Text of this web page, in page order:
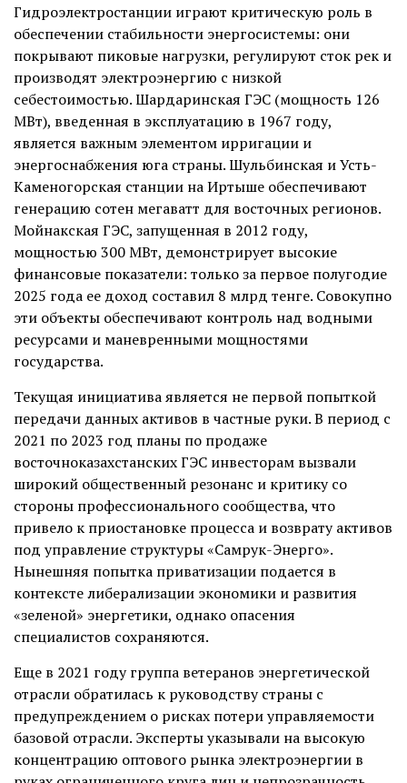
Гидроэлектростанции играют критическую роль в
обеспечении стабильности энергосистемы: они
покрывают пиковые нагрузки, регулируют сток рек и
производят электроэнергию с низкой
себестоимостью. Шардаринская ГЭС (мощность 126
МВт), введенная в эксплуатацию в 1967 году,
является важным элементом ирригации и
энергоснабжения юга страны. Шульбинская и Усть-
Каменогорская станции на Иртыше обеспечивают
генерацию сотен мегаватт для восточных регионов.
Мойнакская ГЭС, запущенная в 2012 году,
мощностью 300 МВт, демонстрирует высокие
финансовые показатели: только за первое полугодие
2025 года ее доход составил 8 млрд тенге. Совокупно
эти объекты обеспечивают контроль над водными
ресурсами и маневренными мощностями
государства.
Текущая инициатива является не первой попыткой
передачи данных активов в частные руки. В период с
2021 по 2023 год планы по продаже
восточноказахстанских ГЭС инвесторам вызвали
широкий общественный резонанс и критику со
стороны профессионального сообщества, что
привело к приостановке процесса и возврату активов
под управление структуры «Самрук-Энерго».
Нынешняя попытка приватизации подается в
контексте либерализации экономики и развития
«зеленой» энергетики, однако опасения
специалистов сохраняются.
Еще в 2021 году группа ветеранов энергетической
отрасли обратилась к руководству страны с
предупреждением о рисках потери управляемости
базовой отрасли. Эксперты указывали на высокую
концентрацию оптового рынка электроэнергии в